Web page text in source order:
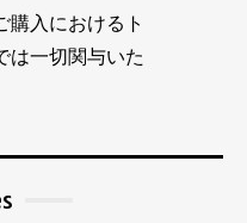
購入におけるト
は一切関与いた